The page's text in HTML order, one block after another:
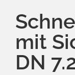
mit
DN